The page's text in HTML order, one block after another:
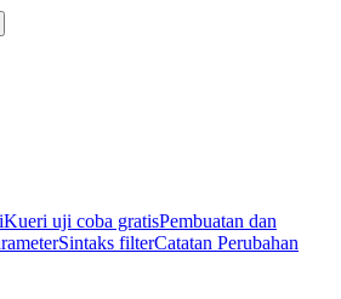
Kueri uji coba gratisPembuatan dan
Sintaks filterCatatan Perubahan